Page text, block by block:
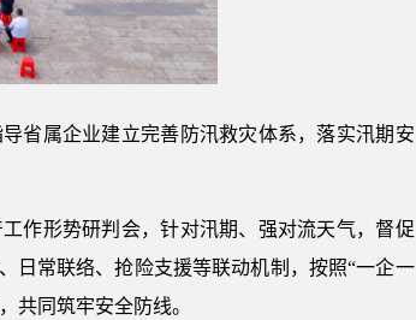
属企业建立完善防汛救灾体系，落实汛期安
形势研判会，针对汛期、强对流天气，督促
日常联络、抢险支援等联动机制，按照“一企一
共同筑牢安全防线。